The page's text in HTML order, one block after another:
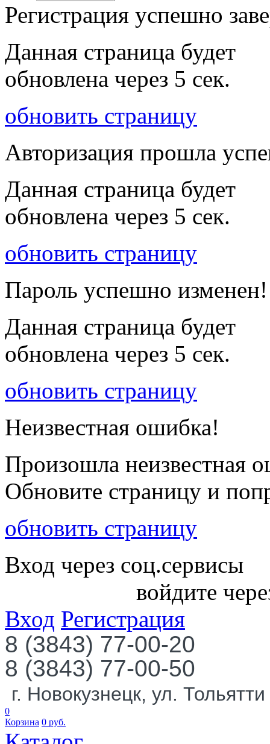
Регистрация успешно
Данная страница будет
обновлена через 5 сек.
обновить страницу
Авторизация прошла
Данная страница будет
обновлена через 5 сек.
обновить страницу
Пароль успешно изменен!
Данная страница будет
обновлена через 5 сек.
обновить страницу
Неизвестная ошибка!
Произошла неизвестная
Обновите страницу и
обновить страницу
Вход через соц.сервисы
войдите
Вход Регистрация
8 (3843) 77-00-20
8 (3843) 77-00-50
г. Новокузнецк, ул.
0
Корзина 0 руб.